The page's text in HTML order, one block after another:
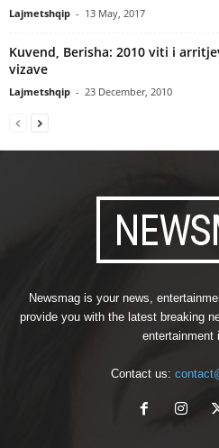
Lajmetshqip - 13 May, 2017
Kuvend, Berisha: 2010 viti i
vizave
Lajmetshqip - 23 December, 2010
Newsmag is your news,
provide you with the latest breaking
entertainment
Contact us: